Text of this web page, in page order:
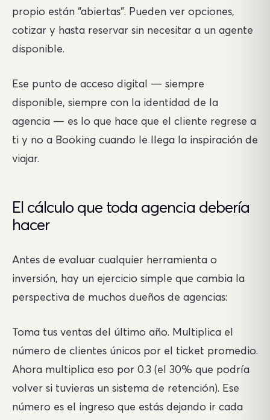
propio están “abiertas”. Pueden ver opciones,
cotizar y hasta reservar sin necesitar a un agente
disponible.
Ese punto de acceso digital — siempre
disponible, siempre con la identidad de la
agencia — es lo que hace que el cliente regrese a
ti y no a Booking cuando le llega la inspiración de
viajar.
El cálculo que toda agencia debería
hacer
Antes de evaluar cualquier herramienta o
inversión, hay un ejercicio simple que cambia la
perspectiva de muchos dueños de agencias:
Toma tus ventas del último año. Multiplica el
número de clientes únicos por el ticket promedio.
Ahora multiplica eso por 0.3 (el 30% que podría
volver si tuvieras un sistema de retención). Ese
número es el ingreso que estás dejando ir cada